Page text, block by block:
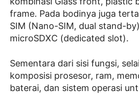
frame. Pada bodinya juga
SIM (Nano-SIM, dual stand-
microSDXC (dedicated slot).
Sementara dari sisi fungsi,
komposisi prosesor, ram,
baterai, dan sistem operasi